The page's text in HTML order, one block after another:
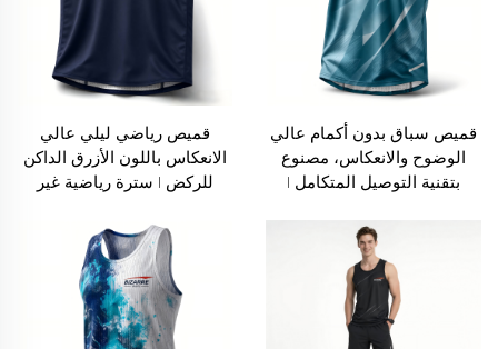
قميص سباق بدون أكمام عالي
الوضوح والانعكاس، مصنوع
بتقنية التوصيل المتكامل |
قميص رياضي ليلي عالي
الانعكاس باللون الأزرق الداكن
للركض | سترة رياضية غير
والنساء